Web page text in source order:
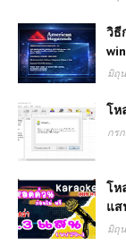
วิธี
มิถุ
โห
กร
โห
แส
มิถุ